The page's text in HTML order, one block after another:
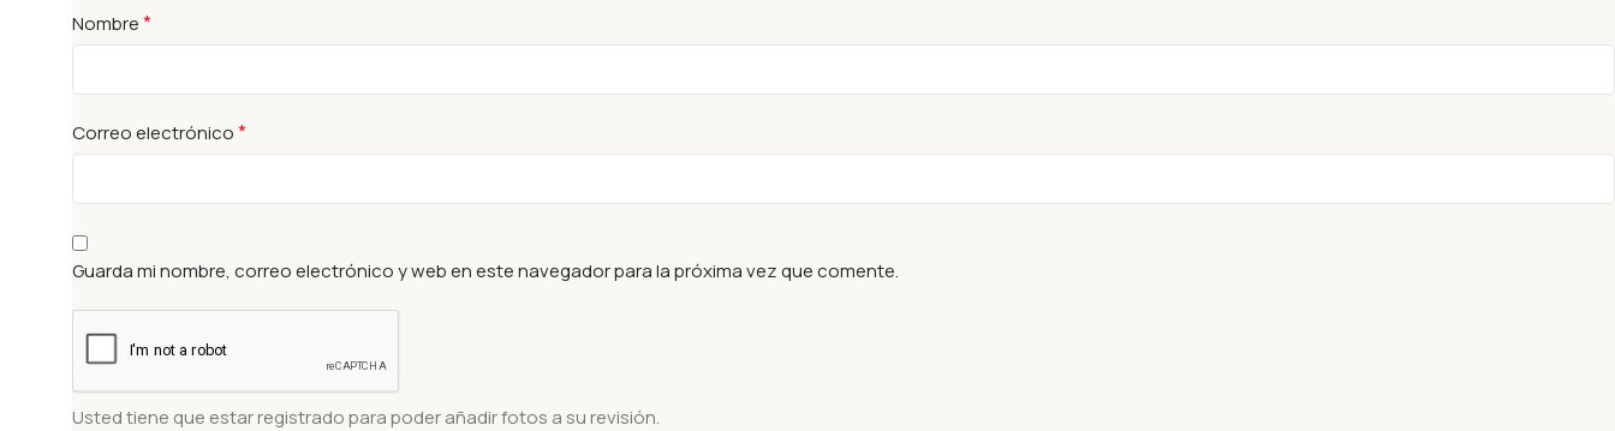
Nombre*
Correo electrónico*
Guarda mi nombre, correo electrónico y web en este navegador para la próxima vez que comente.
Usted tiene que estar registrado para poder añadir fotos a su revisión.